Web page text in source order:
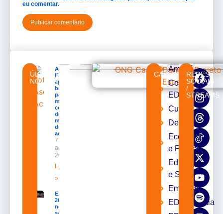
eu comentar.
ÚLTIMAS
NOTÍCIAS
Acácio
Favacho
apresenta
balanço
parcial do
mandato
com mais
de R$ 668
milhões
destinados
ao Amapá
7 de
agosto de
2026
Leia mais
»
Expofeira
2026 começa
neste
sábado com
CATEGORIAS
Amapá
Cortes
EDcast
Cultura
Destaques
Economia
e Política
Educação
e Saúde
Emprego
EDacademia
REDES
SOCIAIS
/
STREAMS